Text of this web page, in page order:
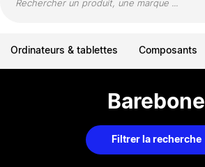
Ordinateurs & tablettes Composants
Barebone
Filtrer la recherche